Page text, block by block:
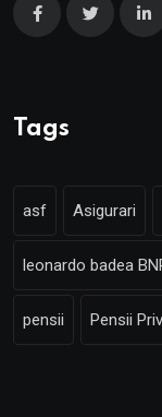
Tags
asf Asigurari
leonardo badea
pensii Pensii